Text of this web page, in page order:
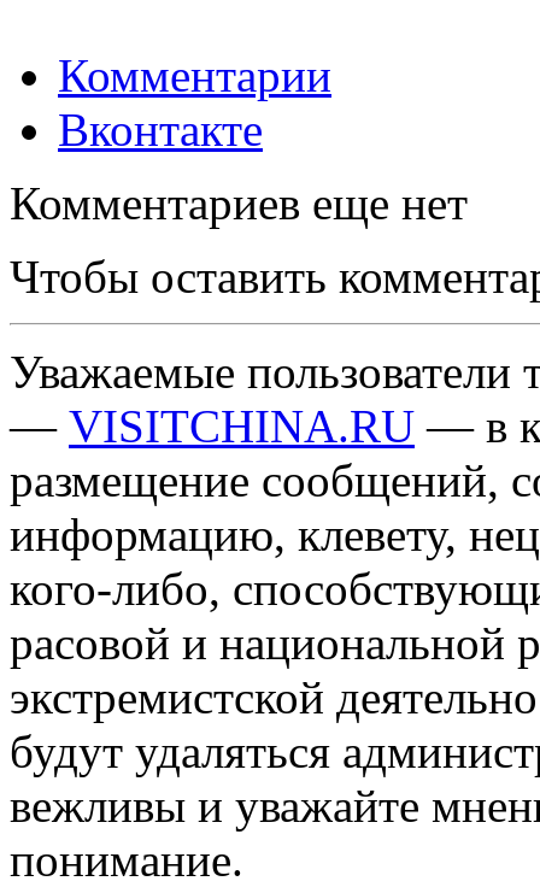
Комментарии
Вконтакте
Комментариев еще нет
Чтобы оставить
Уважаемые пользователи
— VISITCHINA.RU — в
размещение сообщений,
информацию, клевету,
кого-либо,
расовой и национальной
экстремистской
будут удаляться
вежливы и уважайте
понимание.